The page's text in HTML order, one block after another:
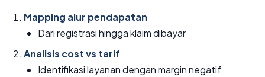
Mapping alur pendapatan
Dari registrasi hingga klaim dibayar
Analisis cost vs tarif
Identifikasi layanan dengan margin negatif